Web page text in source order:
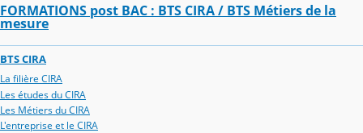
FORMATIONS post BAC : BTS CIRA / BTS Métiers de la
mesure
BTS CIRA
La filière CIRA
Les études du CIRA
Les Métiers du CIRA
L'entreprise et le CIRA